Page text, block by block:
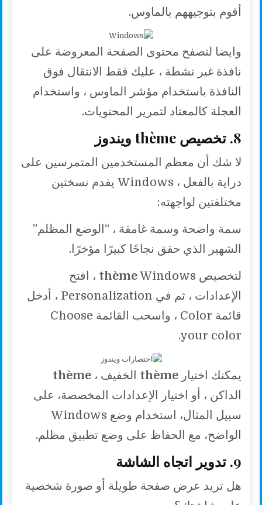
أقوم بتوجيههم بالماوس.
وايضا لتصفح محتوى الصفحة المعروضة على
نافذة غير نشطة ، عليك فقط الانتقال فوق
النافذة باستخدام مؤشر الماوس ، واستخدام
العجلة كالمعتاد لتمرير المحتويات.
8. تخصيص thème ويندوز
لا شك أن معظم المستخدمين المتمرسين على
دراية بالفعل ، Windows يقدم نسختين
مختلفتين لواجهته:
سمة واضحة وسمة غامقة ، “الوضع المظلم”
الشهير الذي حقق نجاحًا كبيرًا مؤخرًا.
لتخصيص
thème Windows ، افتح
الإعدادات ، ثم في Personalization ، أدخل
قائمة Color ، واسحب القائمة Choose
your color.
يمكنك اختيارthème الخفيف ،thème
الداكن ، أو اختيار الإعدادات المخصصة، على
سبيل المثال، استخدام وضع Windows
الواضح، مع الحفاظ على وضع تطبيق مظلم.
9. تدوير اتجاه الشاشة
هل تريد عرض صفحة طويلة أو صورة شخصية